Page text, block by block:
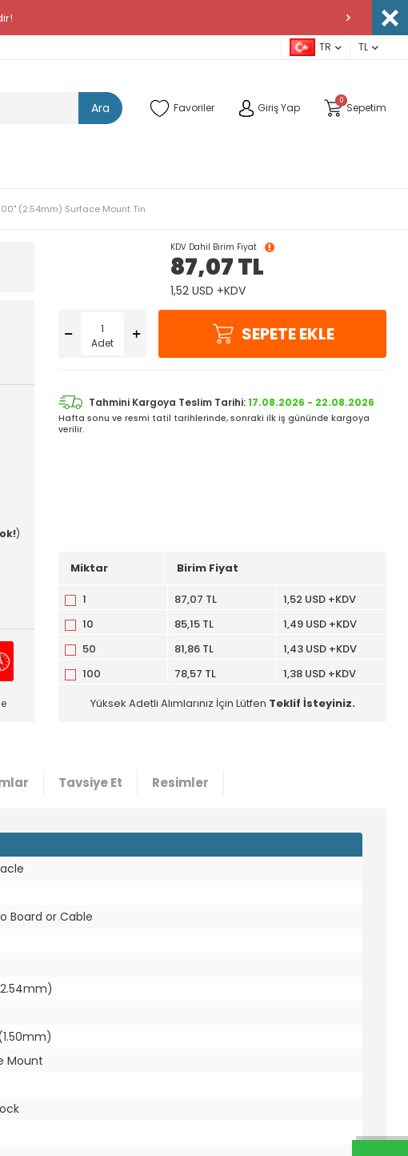
TR TL
Ara Favoriler Giriş Yap
0
Sepetim
(2.54mm) Surface Mount Tin
)
KDV Dahil Birim Fiyat
87,07TL
1,52 USD +KDV
Adet SEPETE EKLE
Tahmini Kargoya Teslim Tarihi:17.08.2026 - 22.08.2026
Hafta sonu ve resmi tatil tarihlerinde, sonraki ilk iş gününde kargoya
verilir.
Miktar Birim Fiyat
1 87,07 TL
1,52 USD +KDV
10
85,15 TL
1,49 USD +KDV
50
81,86 TL
1,43 USD +KDV
100
78,57 TL
1,38 USD +KDV
Yüksek Adetli Alımlarınız İçin Lütfen Teklif İsteyiniz.
Tavsiye Et Resimler
Board or Cable
Mount